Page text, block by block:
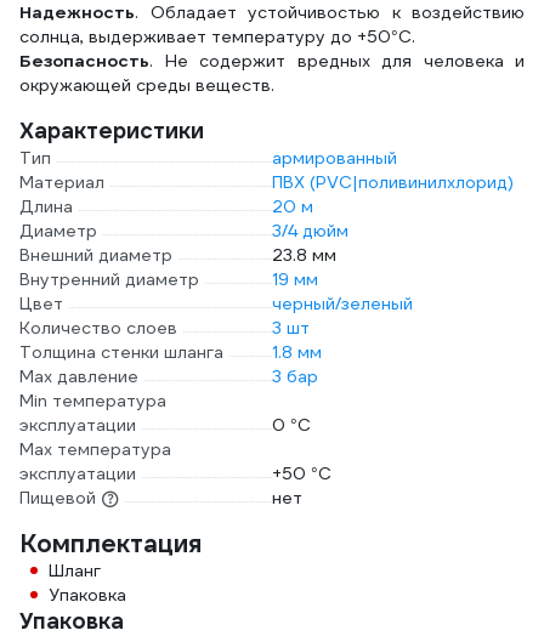
Надежность. Обладает устойчивостью к воздействию
солнца, выдерживает температуру до +50°С.
Безопасность. Не содержит вредных для человека и
окружающей среды веществ.
Характеристики
Тип
армированный
Материал
ПВХ (PVC|поливинилхлорид)
Длина
20 м
Диаметр
3/4 дюйм
Внешний диаметр
23.8 мм
Внутренний диаметр
19 мм
Цвет
черный/зеленый
Количество слоев
3 шт
Толщина стенки шланга
1.8 мм
Max давление
3 бар
Min температура
эксплуатации
0 °С
Мах температура
эксплуатации
+50 °С
Пищевой
нет
Комплектация
Шланг
Упаковка
Упаковка